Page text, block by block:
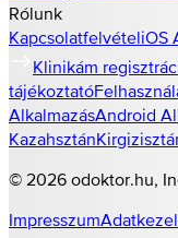
Rólunk
KapcsolatfelvételiOS
Klinikám
tájékoztató
AlkalmazásAndroid
Kazahsztán
© 2026 odoktor.hu ,
Impresszum